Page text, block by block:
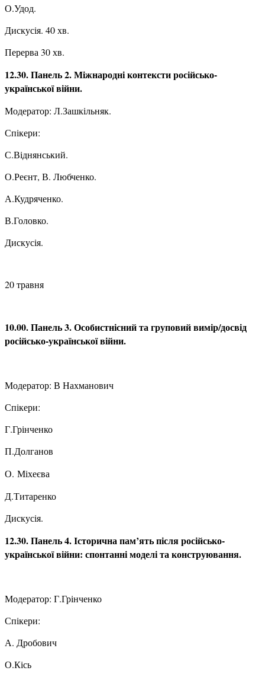
О.Удод.
Дискусія. 40 хв.
Перерва 30 хв.
12.30. Панель 2. Міжнародні контексти російсько-
української війни.
Модератор: Л.Зашкільняк.
Спікери:
С.Віднянський.
О.Реєнт, В. Любченко.
А.Кудряченко.
В.Головко.
Дискусія.
20 травня
10.00. Панель 3. Особистнісний та груповий вимір/досвід
російсько-української війни.
Модератор: В Нахманович
Спікери:
Г.Грінченко
П.Долганов
О. Міхеєва
Д.Титаренко
Дискусія.
12.30. Панель 4. Історична пам’ять після російсько-
української війни: спонтанні моделі та конструювання.
Модератор: Г.Грінченко
Спікери:
А. Дробович
О.Кісь